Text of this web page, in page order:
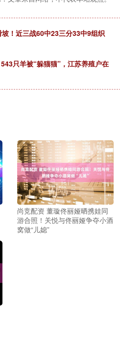
！近三战60中23三分33中9组织
只羊被“躲猫猫”，江苏养殖户在
尚竞配资 董璇佟丽娅晒携娃同
游合照！关悦与佟丽娅争夺小酒
窝做“儿媳”